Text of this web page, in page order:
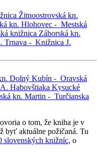
Žitnoostrovská kn.
kn. Hlohovec - Mestská
knižnica Záhorská kn.
Trnava - Knižnica J.
Dolný Kubín - Oravská
Habovštiaka Kysucké
kn. Martin - Turčianska
o tom, že kniha je v
byť aktuálne požičaná. Tu
slovenských knižníc, o